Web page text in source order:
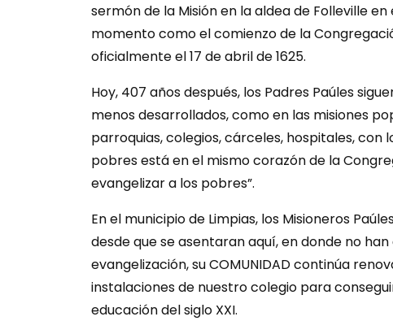
sermón de la Misión en la aldea de Folleville
momento como el comienzo de la
oficialmente el 17 de abril de 1625.
Hoy, 407 años después, los Padres Paúles
menos desarrollados, como en las misiones
parroquias, colegios, cárceles, hospitales, con
pobres está en el mismo corazón de la
evangelizar a los pobres”.
En el municipio de Limpias, los Misioneros
desde que se asentaran aquí, en donde no
evangelización, su COMUNIDAD continúa
instalaciones de nuestro colegio para
educación del siglo XXI.